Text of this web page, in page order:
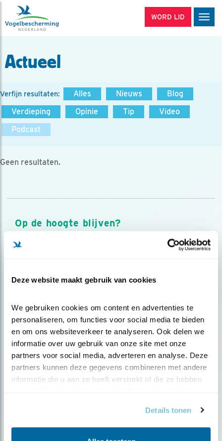
Deze website maakt gebruik van cookies
We gebruiken cookies om content en advertenties te
personaliseren, om functies voor social media te bieden
en om ons websiteverkeer te analyseren. Ook delen we
informatie over uw gebruik van onze site met onze
partners voor social media, adverteren en analyse. Deze
partners kunnen deze gegevens combineren met andere
informatie die u aan ze heeft verstrekt of die ze hebben
Details tonen
WORD LID
Actueel
Verfijn resultaten: Alles Nieuws
Blog
Verdieping
Opinie Tip
Video
Podcast
Geen resultaten.
Op de hoogte blijven?
Meld je aan en ontvang nieuws, inspiratie, acties en tips
over vogels en activiteiten van Vogelbescherming.